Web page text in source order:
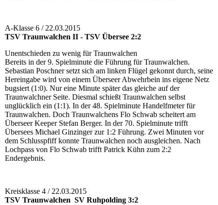
A-Klasse 6 / 22.03.2015
TSV Traunwalchen II - TSV Übersee 2:2
Unentschieden zu wenig für Traunwalchen
Bereits in der 9. Spielminute die Führung für Traunwalchen.
Sebastian Poschner setzt sich am linken Flügel gekonnt durch, seine
Hereingabe wird von einem Überseer Abwehrbein ins eigene Netz
bugsiert (1:0). Nur eine Minute später das gleiche auf der
Traunwalchner Seite. Diesmal schießt Traunwalchen selbst
unglücklich ein (1:1). In der 48. Spielminute Handelfmeter für
Traunwalchen. Doch Traunwalchens Flo Schwab scheitert am
Überseer Keeper Stefan Berger. In der 70. Spielminute trifft
Übersees Michael Ginzinger zur 1:2 Führung. Zwei Minuten vor
dem Schlusspfiff konnte Traunwalchen noch ausgleichen. Nach
Lochpass von Flo Schwab trifft Patrick Kühn zum 2:2
Endergebnis.
Kreisklasse 4 / 22.03.2015
TSV Traunwalchen SV Ruhpolding 3:2